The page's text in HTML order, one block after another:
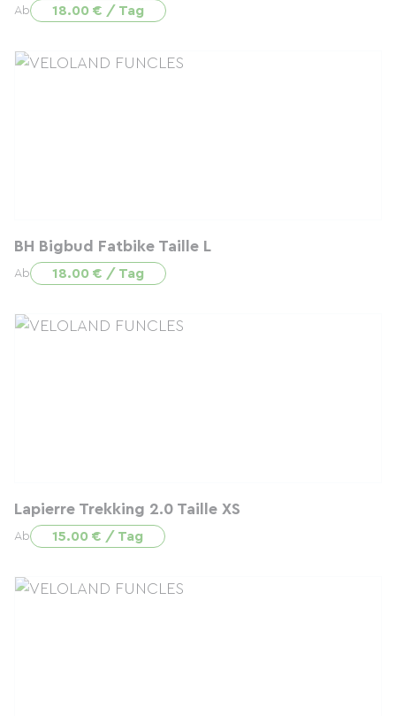
Ab 18.00 € / Tag
BH Bigbud Fatbike Taille L
Ab 18.00 € / Tag
Lapierre Trekking 2.0 Taille XS
Ab 15.00 € / Tag